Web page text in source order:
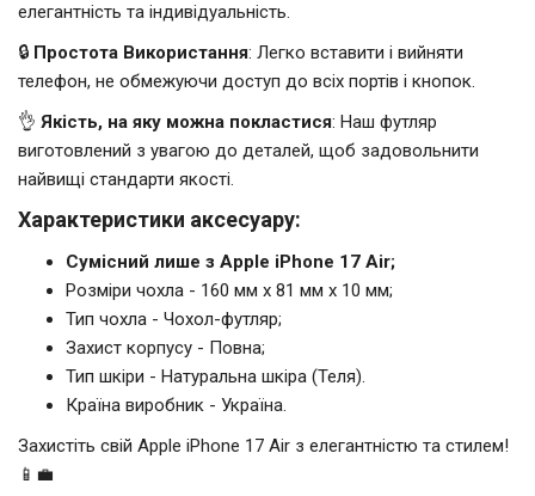
елегантність та індивідуальність.
🔒 Простота Використання: Легко вставити і вийняти
телефон, не обмежуючи доступ до всіх портів і кнопок.
👌 Якість, на яку можна покластися: Наш футляр
виготовлений з увагою до деталей, щоб задовольнити
найвищі стандарти якості.
Характеристики аксесуару:
Сумісний лише з Apple iPhone 17 Air;
Розміри чохла - 160 мм x 81 мм x 10 мм;
Тип чохла - Чохол-футляр;
Захист корпусу - Повна;
Тип шкіри - Натуральна шкіра (Теля).
Країна виробник - Україна.
Захистіть свій Apple iPhone 17 Air з елегантністю та стилем!
📱💼